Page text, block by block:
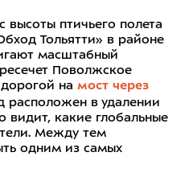
высоты птичьего полета
Тольятти» в районе
масштабный
Поволжское
на мост через
расположен в удалении
видит, какие глобальные
Между тем
одним из самых